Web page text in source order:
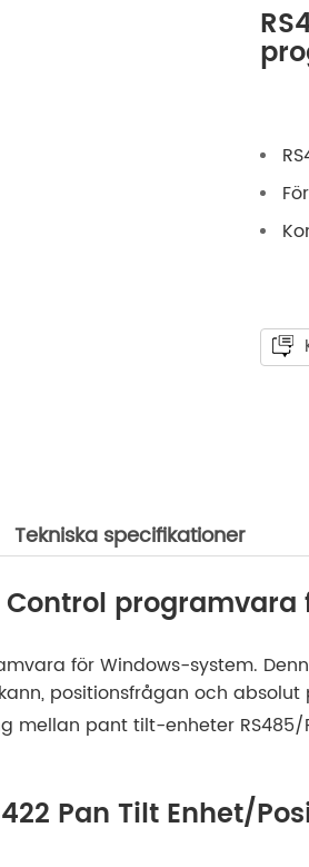
Tekniska specifikationer
programvara
för Windows-system.
positionsfrågan och absolut
mellan pant tilt-enheter RS485/
Pan Tilt Enhet/